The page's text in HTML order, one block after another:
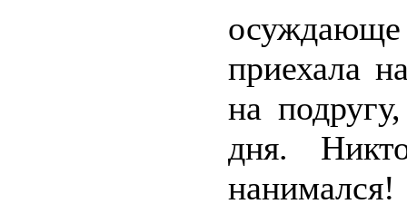
осуждающе
приехала
на
дня.